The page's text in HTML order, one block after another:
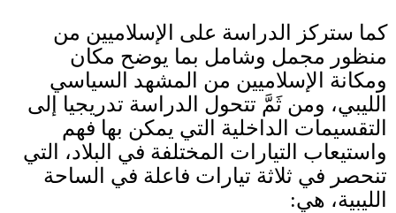
كما ستركز الدراسة على الإسلاميين من
منظور مجمل وشامل بما يوضح مكان
ومكانة الإسلاميين من المشهد السياسي
الليبي، ومن ثَمَّ تتحول الدراسة تدريجيا إلى
التقسيمات الداخلية التي يمكن بها فهم
واستيعاب التيارات المختلفة في البلاد، التي
تنحصر في ثلاثة تيارات فاعلة في الساحة
الليبية، هي: